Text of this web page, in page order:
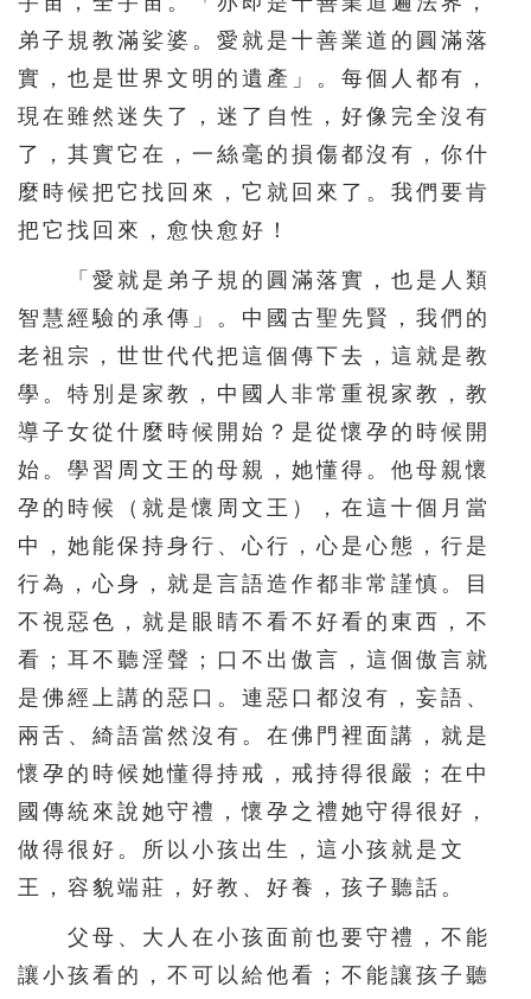
弟子規教滿娑婆。愛就是十善業道的圓滿落
實，也是世界文明的遺產」。每個人都有，
現在雖然迷失了，迷了自性，好像完全沒有
了，其實它在，一絲毫的損傷都沒有，你什
麼時候把它找回來，它就回來了。我們要肯
把它找回來，愈快愈好！
「愛就是弟子規的圓滿落實，也是人類
智慧經驗的承傳」。中國古聖先賢，我們的
老祖宗，世世代代把這個傳下去，這就是教
學。特別是家教，中國人非常重視家教，教
導子女從什麼時候開始？是從懷孕的時候開
始。學習周文王的母親，她懂得。他母親懷
孕的時候（就是懷周文王），在這十個月當
中，她能保持身行、心行，心是心態，行是
行為，心身，就是言語造作都非常謹慎。目
不視惡色，就是眼睛不看不好看的東西，不
看；耳不聽淫聲；口不出傲言，這個傲言就
是佛經上講的惡口。連惡口都沒有，妄語、
兩舌、綺語當然沒有。在佛門裡面講，就是
懷孕的時候她懂得持戒，戒持得很嚴；在中
國傳統來說她守禮，懷孕之禮她守得很好，
做得很好。所以小孩出生，這小孩就是文
王，容貌端莊，好教、好養，孩子聽話。
父母、大人在小孩面前也要守禮，不能
讓小孩看的，不可以給他看；不能讓孩子聽